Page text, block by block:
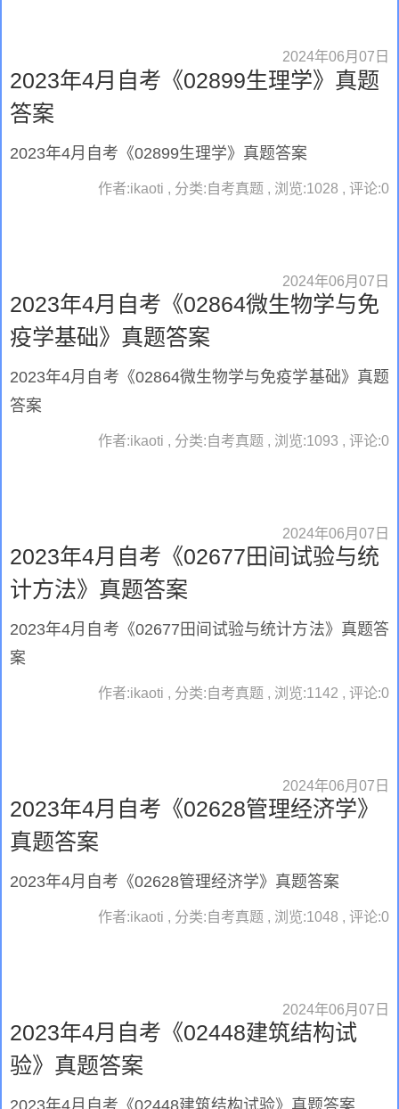
2024年06月07日
2023年4月自考《02899生理学》真题
答案
2023年4月自考《02899生理学》真题答案
作者:ikaoti , 分类:自考真题 , 浏览:1028 , 评论:0
2024年06月07日
2023年4月自考《02864微生物学与免
疫学基础》真题答案
2023年4月自考《02864微生物学与免疫学基础》真题
答案
作者:ikaoti , 分类:自考真题 , 浏览:1093 , 评论:0
2024年06月07日
2023年4月自考《02677田间试验与统
计方法》真题答案
2023年4月自考《02677田间试验与统计方法》真题答
案
作者:ikaoti , 分类:自考真题 , 浏览:1142 , 评论:0
2024年06月07日
2023年4月自考《02628管理经济学》
真题答案
2023年4月自考《02628管理经济学》真题答案
作者:ikaoti , 分类:自考真题 , 浏览:1048 , 评论:0
2024年06月07日
2023年4月自考《02448建筑结构试
验》真题答案